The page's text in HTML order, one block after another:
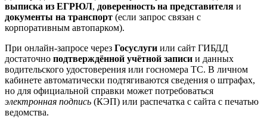
выписка из ЕГРЮЛ, доверенность на представителя и
документы на транспорт (если запрос связан с
корпоративным автопарком).
При онлайн-запросе через Госуслуги или сайт ГИБДД
достаточно подтверждённой учётной записи и данных
водительского удостоверения или госномера ТС. В личном
кабинете автоматически подтягиваются сведения о штрафах,
но для официальной справки может потребоваться
электронная подпись (КЭП) или распечатка с сайта с печатью
ведомства.